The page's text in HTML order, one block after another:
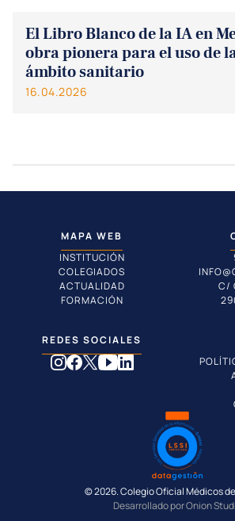
El Libro Blanco de la IA en
obra pionera para el uso de
ámbito sanitario
16.04.2026
MAPA WEB
INSTITUCIÓN
COLEGIADOS
ACTUALIDAD
FORMACIÓN
C/
REDES SOCIALES
© 2026. Colegio Oficial Médicos
Desarrollado por Onion